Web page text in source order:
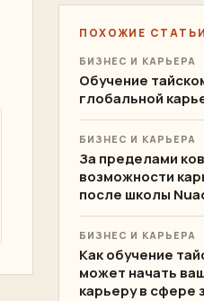
ПОХОЖИЕ СТАТЬИ
БИЗНЕС И КАРЬЕРА
Обучение
глобальной
БИЗНЕС И КАРЬЕРА
За пределами
возможности
после школы
БИЗНЕС И КАРЬЕРА
Как обучение
может начать
карьеру в сфере